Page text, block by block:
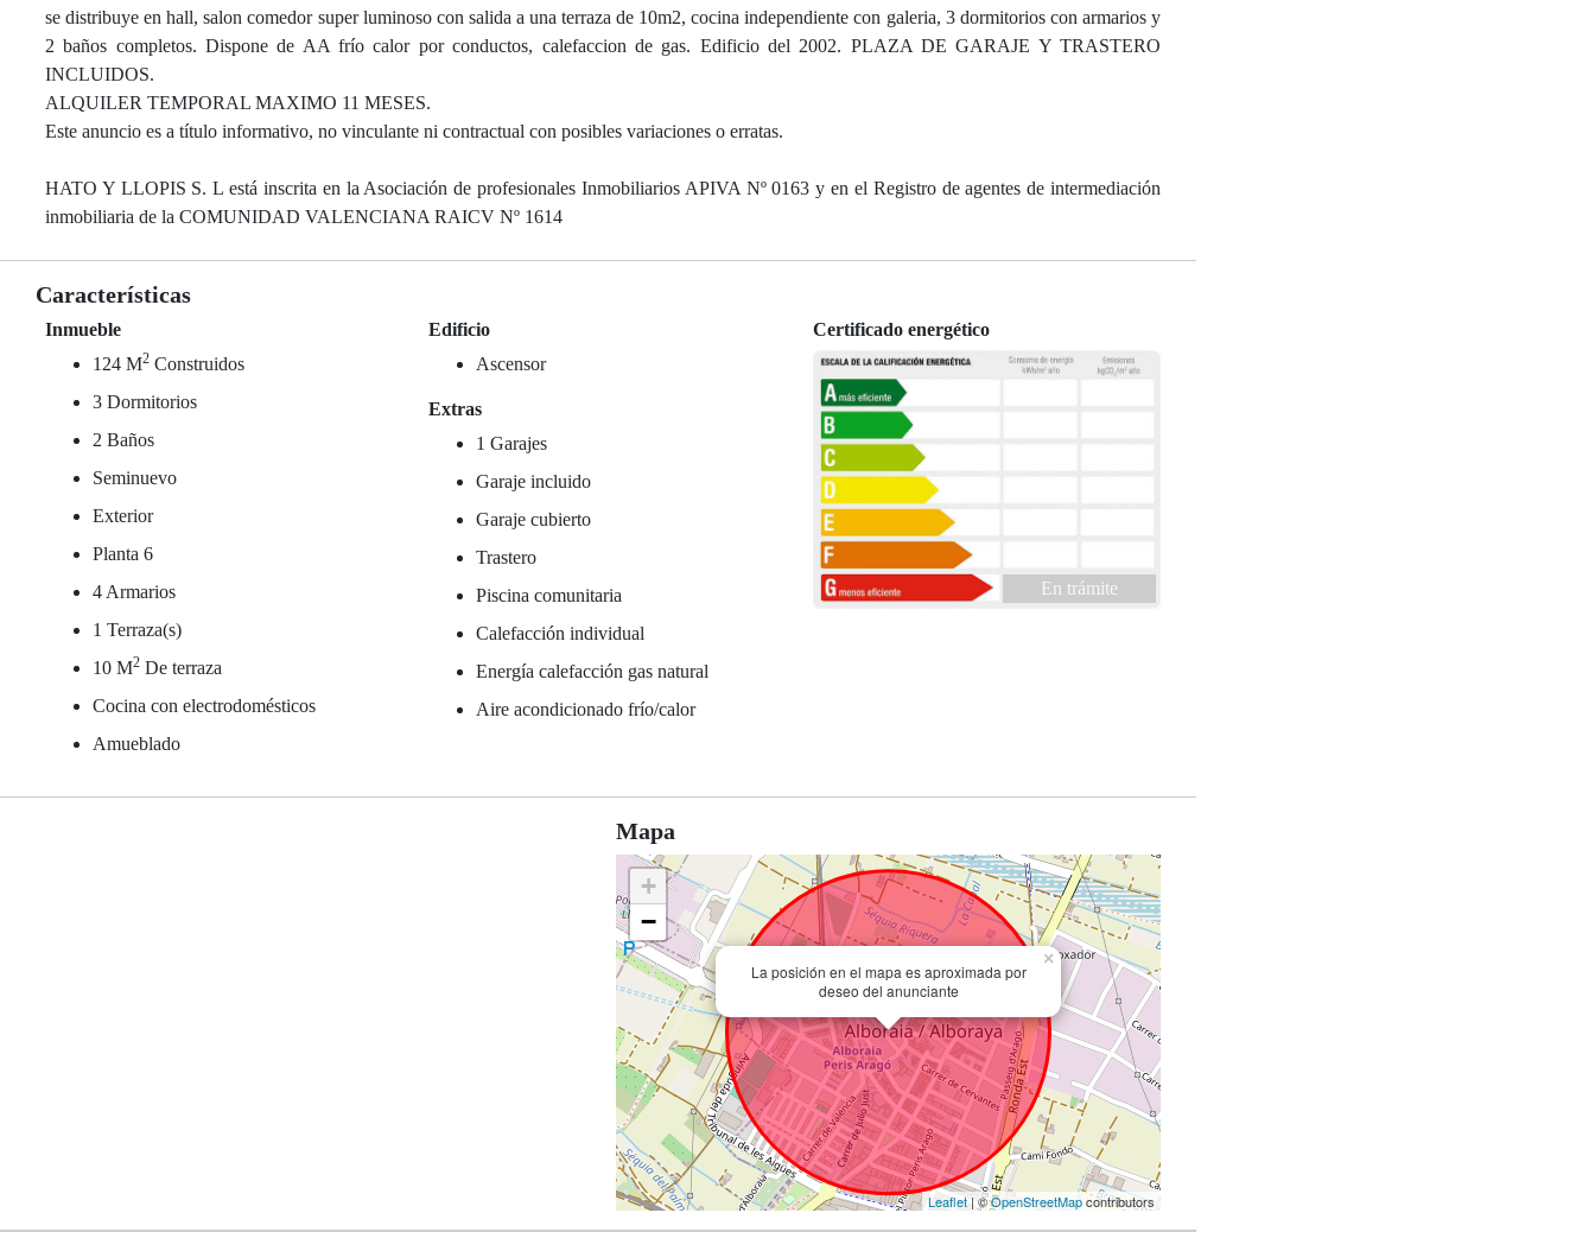
se distribuye en hall, salon comedor super luminoso con salida a una terraza de 10m2, cocina independiente con galeria, 3 dormitorios con armarios y
2 baños completos. Dispone de AA frío calor por conductos, calefaccion de gas. Edificio del 2002. PLAZA DE GARAJE Y TRASTERO
INCLUIDOS.
ALQUILER TEMPORAL MAXIMO 11 MESES.
Este anuncio es a título informativo, no vinculante ni contractual con posibles variaciones o erratas.
HATO Y LLOPIS S. L está inscrita en la Asociación de profesionales Inmobiliarios APIVA Nº 0163 y en el Registro de agentes de intermediación
inmobiliaria de la COMUNIDAD VALENCIANA RAICV Nº 1614
Características
Inmueble
124 M2 Construidos
3 Dormitorios
2 Baños
Seminuevo
Exterior
Planta 6
4 Armarios
1 Terraza(s)
10 M2 De terraza
Cocina con electrodomésticos
Amueblado
Edificio
Ascensor
Extras
1 Garajes
Garaje incluido
Garaje cubierto
Trastero
Piscina comunitaria
Calefacción individual
Energía calefacción gas natural
Aire acondicionado frío/calor
Certificado energético
En trámite
Mapa
La posición en el mapa es aproximada por
deseo del anunciante
×
+
−
Leaflet| ©OpenStreetMapcontributors